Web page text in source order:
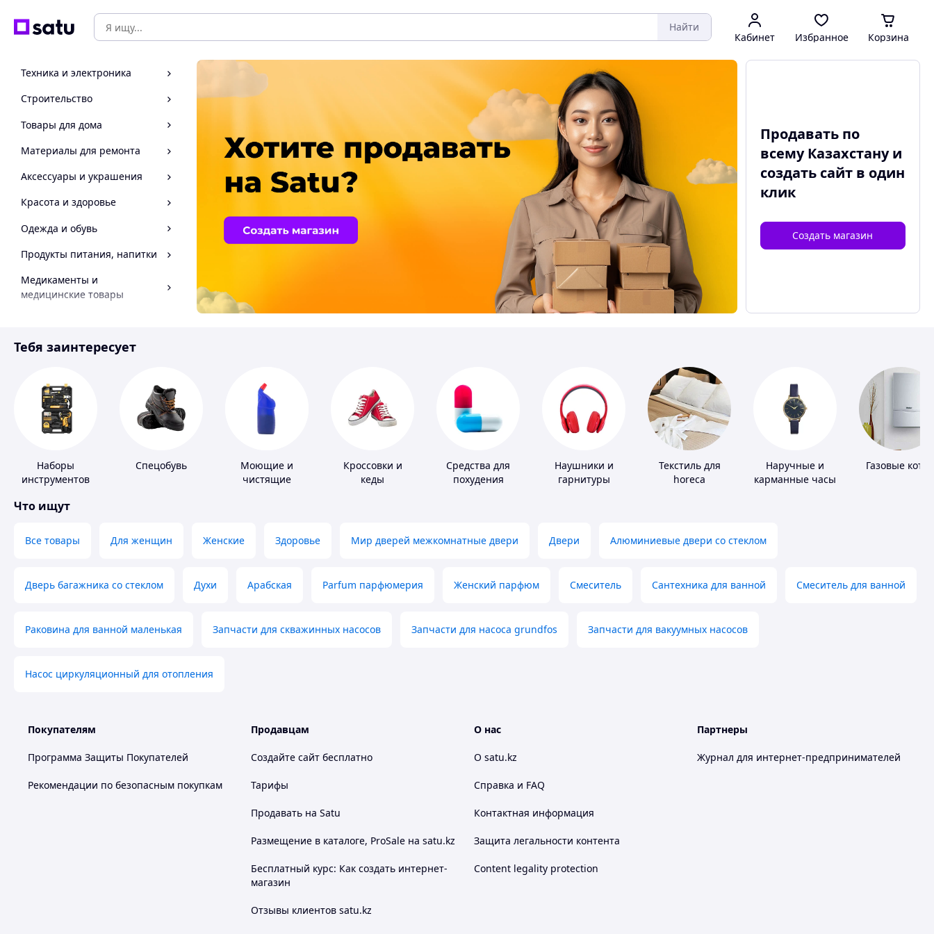
Найти
Кабинет Избранное Корзина
Техника и электроника
Строительство
Товары для дома
Материалы для ремонта
Аксессуары и украшения
Красота и здоровье
Одежда и обувь
Продукты питания, напитки
Медикаменты и
медицинские товары
Инструмент
Продавать по
всему Казахстану и
создать сайтв один
клик
Создать магазин
Тебя заинтересует
Наборы
инструментов
Спецобувь
Моющие и
чистящие
Кроссовки и
кеды
Средства для
похудения
Наушники и
гарнитуры
Текстиль для
horeca
Наручные и
карманные часы
Газовые
Что ищут
Все товары Для женщин Женские Здоровье Мир дверей межкомнатные двери Двери Алюминиевые двери со стеклом
Дверь багажника со стеклом Духи Арабская Parfum парфюмерия Женский парфюм Смеситель Сантехника для ванной Смеситель для ванной
Раковина для ванной маленькая Запчасти для скважинных насосов Запчасти для насоса grundfos Запчасти для вакуумных насосов
Насос циркуляционный для отопления
Покупателям
Программа Защиты Покупателей
Рекомендации по безопасным покупкам
Продавцам
Создайте сайт бесплатно
Тарифы
Продавать на Satu
Размещение в каталоге, ProSale на satu.kz
Бесплатный курс: Как создать интернет-
магазин
Отзывы клиентов satu.kz
О нас
О satu.kz
Справка и FAQ
Контактная информация
Защита легальности контента
Content legality protection
Партнеры
Журнал для интернет-предпринимателей